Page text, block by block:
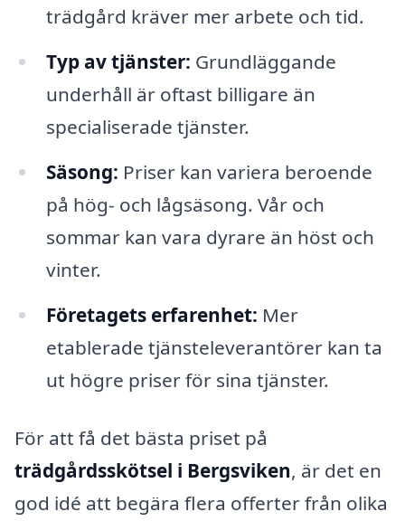
trädgård kräver mer arbete och tid.
Typ av tjänster: Grundläggande
underhåll är oftast billigare än
specialiserade tjänster.
Säsong: Priser kan variera beroende
på hög- och lågsäsong. Vår och
sommar kan vara dyrare än höst och
vinter.
Företagets erfarenhet: Mer
etablerade tjänsteleverantörer kan ta
ut högre priser för sina tjänster.
För att få det bästa priset på
trädgårdsskötsel i Bergsviken, är det en
god idé att begära flera offerter från olika